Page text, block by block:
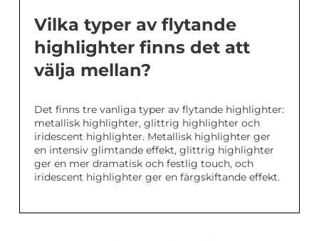
Vilka typer av flytande
highlighter finns det att
välja mellan?
Det finns tre vanliga typer av flytande highlighter:
metallisk highlighter, glittrig highlighter och
iridescent highlighter. Metallisk highlighter ger
en intensiv glimtande effekt, glittrig highlighter
ger en mer dramatisk och festlig touch, och
iridescent highlighter ger en färgskiftande effekt.